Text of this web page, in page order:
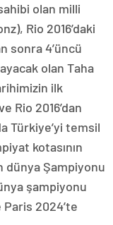
olan milli
Rio 2016’daki
sonra 4’üncü
olan Taha
ilk
Rio 2016’dan
Türkiye’yi temsil
kotasının
dünya Şampiyonu
şampiyonu
2024’te